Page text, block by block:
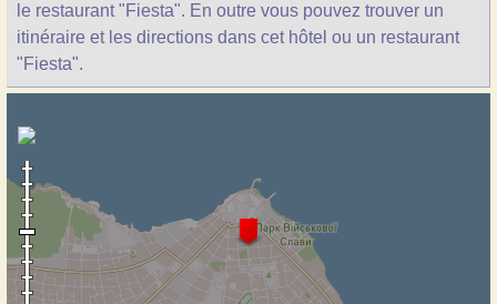
le restaurant "Fiesta". En outre vous pouvez trouver un
itinéraire et les directions dans cet hôtel ou un restaurant
"Fiesta".